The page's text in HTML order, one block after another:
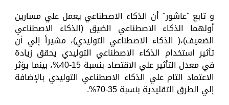
و تابع "عاشور" أن الذكاء الاصطناعي يعمل علي مسارين
أولهما الذكاء الاصطناعي الضيق (الذكاء الاصطناعي
الضعيف)،( الذكاء الاصطناعي التوليدي)، مشيراً إلي أن
تأثير استخدام الذكاء الاصطناعي التوليدي يحقق زيادة
في معدل التأثير علي الاقتصاد بنسبة 15-40%، بينما يؤثر
الاعتماد التام علي الذكاء الاصطناعي التوليدي بالإضافة
إلي الطرق التقليدية بنسبة 35-70%.